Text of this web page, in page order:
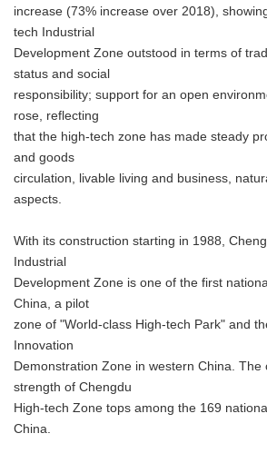
increase (73% increase over 2018),
tech Industrial
Development Zone outstood in terms of
status and social
responsibility; support for an open
rose, reflecting
that the high-tech zone has made steady
and goods
circulation, livable living and business,
aspects.
With its construction starting in 1988,
Industrial
Development Zone is one of the first
China, a pilot
zone of "World-class High-tech Park" and
Innovation
Demonstration Zone in western China. The
strength of Chengdu
High-tech Zone tops among the 169
China.